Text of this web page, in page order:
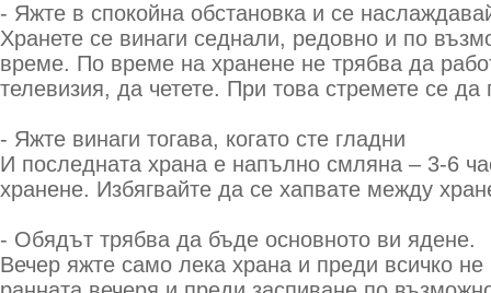
- Яжте в спокойна обстановка и се
Хранете се винаги седнали, редовно и по
време. По време на хранене не трябва да
телевизия, да четете. При това стремете се да
- Яжте винаги тогава, когато сте гладни
И последната храна е напълно смляна – 3-6
хранене. Избягвайте да се хапвате между
- Обядът трябва да бъде основното ви ядене.
Вечер яжте само лека храна и преди всичко